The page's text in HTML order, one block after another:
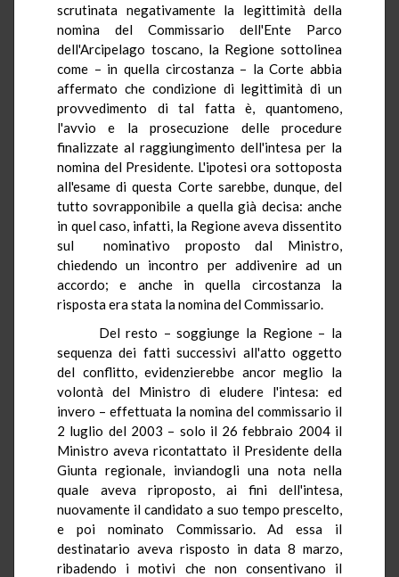
scrutinata negativamente la legittimità della
nomina del Commissario dell'Ente Parco
dell'Arcipelago toscano, la Regione sottolinea
come – in quella circostanza – la Corte abbia
affermato che condizione di legittimità di un
provvedimento di tal fatta è, quantomeno,
l'avvio e la prosecuzione delle procedure
finalizzate al raggiungimento dell'intesa per la
nomina del Presidente. L'ipotesi ora sottoposta
all'esame di questa Corte sarebbe, dunque, del
tutto sovrapponibile a quella già decisa: anche
in quel caso, infatti, la Regione aveva dissentito
sul nominativo proposto dal Ministro,
chiedendo un incontro per addivenire ad un
accordo; e anche in quella circostanza la
risposta era stata la nomina del Commissario.
Del resto – soggiunge la Regione – la
sequenza dei fatti successivi all'atto oggetto
del conflitto, evidenzierebbe ancor meglio la
volontà del Ministro di eludere l'intesa: ed
invero – effettuata la nomina del commissario il
2 luglio del 2003 – solo il 26 febbraio 2004 il
Ministro aveva ricontattato il Presidente della
Giunta regionale, inviandogli una nota nella
quale aveva riproposto, ai fini dell'intesa,
nuovamente il candidato a suo tempo prescelto,
e poi nominato Commissario. Ad essa il
destinatario aveva risposto in data 8 marzo,
ribadendo i motivi che non consentivano il